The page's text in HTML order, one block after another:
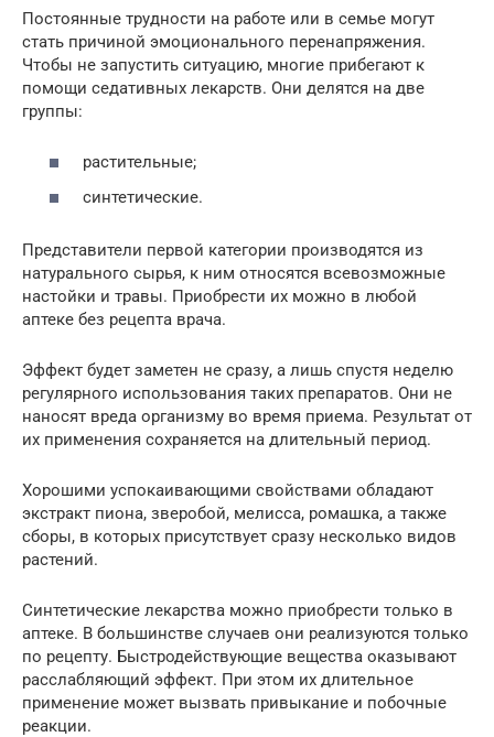
Постоянные трудности на работе или в семье могут
стать причиной эмоционального перенапряжения.
Чтобы не запустить ситуацию, многие прибегают к
помощи седативных лекарств. Они делятся на две
группы:
растительные;
синтетические.
Представители первой категории производятся из
натурального сырья, к ним относятся всевозможные
настойки и травы. Приобрести их можно в любой
аптеке без рецепта врача.
Эффект будет заметен не сразу, а лишь спустя неделю
регулярного использования таких препаратов. Они не
наносят вреда организму во время приема. Результат от
их применения сохраняется на длительный период.
Хорошими успокаивающими свойствами обладают
экстракт пиона, зверобой, мелисса, ромашка, а также
сборы, в которых присутствует сразу несколько видов
растений.
Синтетические лекарства можно приобрести только в
аптеке. В большинстве случаев они реализуются только
по рецепту. Быстродействующие вещества оказывают
расслабляющий эффект. При этом их длительное
применение может вызвать привыкание и побочные
реакции.